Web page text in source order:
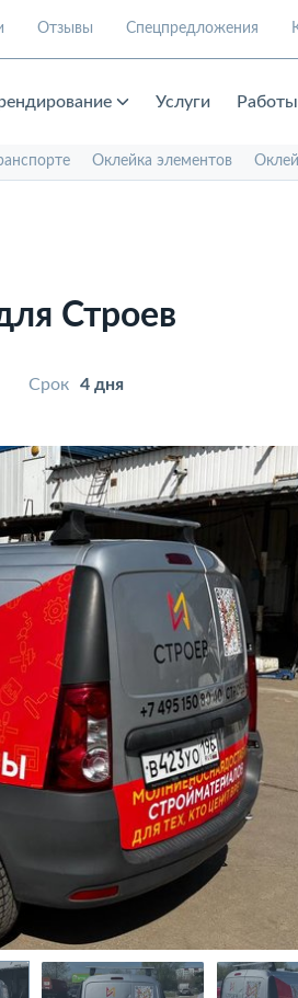
Отзывы Спецпредложения
Услуги
Оклейка элементов
Строев
Срок 4 дня